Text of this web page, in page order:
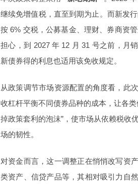
继续免增值税，直至到期为止。而新发
按 6% 交税，公募基金、理财、券商资
担心，到 2027 年 12 月 31 号之前，月
新债券得的利息也适用该免收规定。
从政策调节市场资源配置的角度看，此
收杠杆平衡不同债券品种的成本，让各
掉政策套利的泡沫”，使市场从依赖税收
场的韧性。
对资金而言，这一调整正在悄悄改写资
类资产、信贷产品等，其相对吸引力自